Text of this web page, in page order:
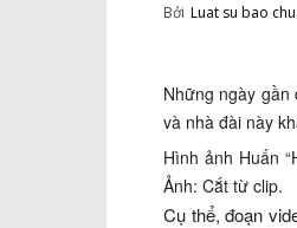
Bởi Luat su bao
Những ngày gần
và nhà đài này
Hình ảnh Huấn
Ảnh: Cắt từ clip.
Cụ thể, đoạn